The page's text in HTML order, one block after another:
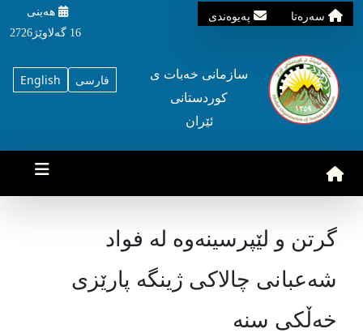
سه‌ره‌تا په‌یوه‌ندی
هه‌ینی
16 گه‌لاوێژ2726
English فارسی
سازمانی خه‌بات ی
کوردستانی
ئێران
گرتن و لێپرسینەوه لە فواد
شەعبانی چالاکی ژینگە پارێزی
خەڵکی سنە